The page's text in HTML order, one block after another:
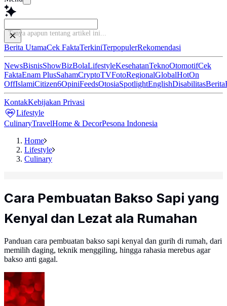
Ba
Berita UtamaCek FaktaTerkiniTerpopulerRekomendasi
NewsBisnisShowBizBolaLifestyleKesehatanTeknoOtomotifCek
FaktaEnam PlusSahamCryptoTVFotoRegionalGlobalHotOn
OffIslamiCitizen6OpiniFeedsOtosiaSpotlightEnglishDisabilitasBerita
KontakKebijakan Privasi
Lifestyle
CulinaryTravelHome & DecorPesona Indonesia
Home
Lifestyle
Culinary
Cara Pembuatan Bakso Sapi yang
Kenyal dan Lezat ala Rumahan
Panduan cara pembuatan bakso sapi kenyal dan gurih di rumah, dari
memilih daging, teknik menggiling, hingga rahasia merebus agar
bakso anti gagal.